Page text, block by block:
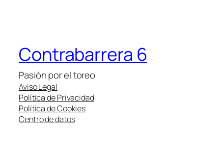
Contrabarrera 6
Pasión por el toreo
Aviso Legal
Política de Privacidad
Política de Cookies
Centro de datos